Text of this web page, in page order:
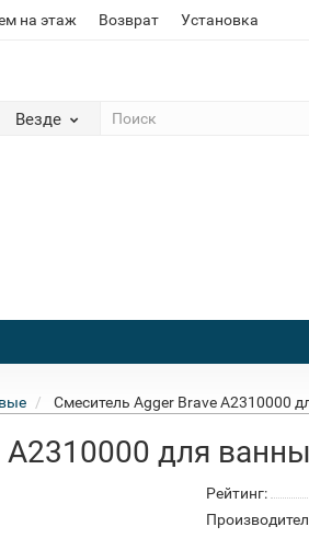
на этаж Возврат Установка
Везде
Смеситель Agger Brave А2310000
А2310000 для
Рейтинг: